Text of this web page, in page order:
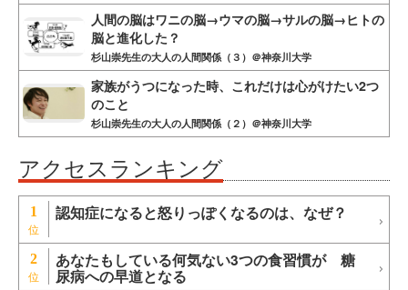
人間の脳はワニの脳→ウマの脳→サルの脳→ヒトの
脳と進化した？
杉山崇先生の大人の人間関係（３）＠神奈川大学
家族がうつになった時、これだけは心がけたい2つ
のこと
杉山崇先生の大人の人間関係（２）＠神奈川大学
アクセスランキング
1 認知症になると怒りっぽくなるのは、なぜ？
2 あなたもしている何気ない3つの食習慣が 糖
尿病への早道となる